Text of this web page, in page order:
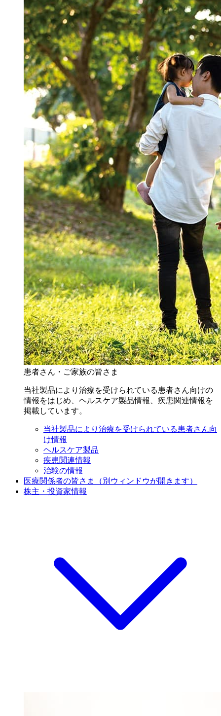
患者さん・ご家族の皆さま
当社製品により治療を受けられている患者さん向けの
情報をはじめ、ヘルスケア製品情報、疾患関連情報を
掲載しています。
当社製品により治療を受けられている患者さん向
け情報
ヘルスケア製品
疾患関連情報
治験の情報
医療関係者の皆さま
（別ウィンドウが開きます）
株主・投資家情報